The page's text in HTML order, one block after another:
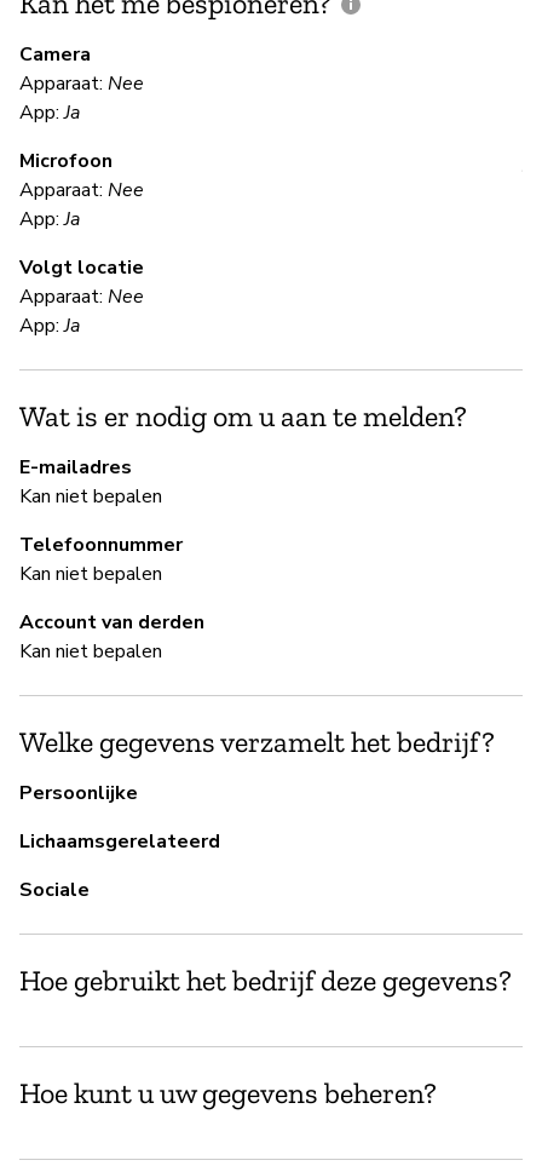
Camera
Apparaat: Nee
App:Ja
Microfoon
Apparaat: Nee
App:Ja
Volgt locatie
Apparaat: Nee
App:Ja
Wat is er nodig om u aan te melden?
E-mailadres
Kan niet bepalen
Telefoonnummer
Kan niet bepalen
Account van derden
Kan niet bepalen
Welke gegevens verzamelt het bedrijf?
Persoonlijke
Lichaamsgerelateerd
Sociale
Hoe gebruikt het bedrijf deze gegevens?
Hoe kunt u uw gegevens beheren?